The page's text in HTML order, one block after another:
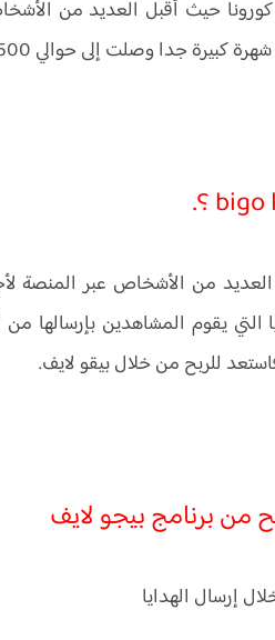
حيث أقبل العديد من
وصلت إلى حوالي 500 مليون تحميل للتطبيق.
العديد من الأشخاص عبر
التي يقوم المشاهدين
للربح من خلال بيقو لايف.
إرسال الهدايا